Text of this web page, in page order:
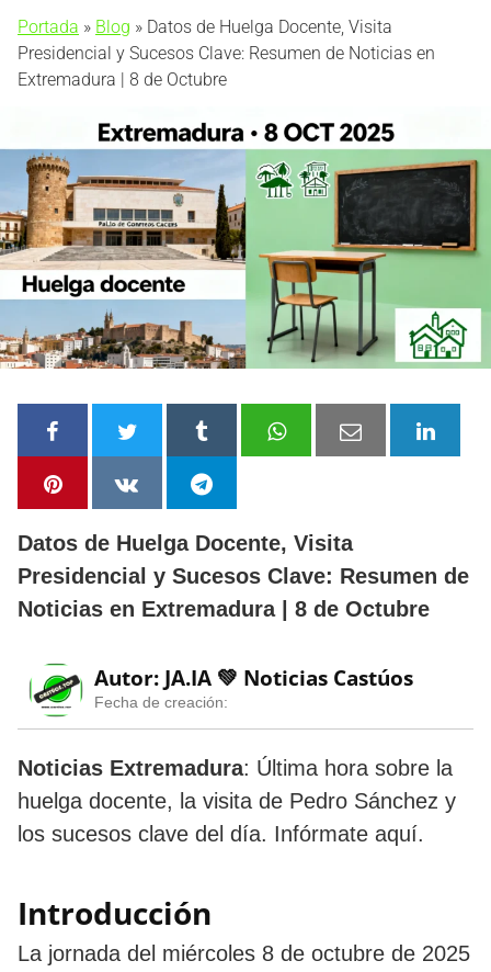
Portada » Blog » Datos de Huelga Docente, Visita
Presidencial y Sucesos Clave: Resumen de Noticias en
Extremadura | 8 de Octubre
Datos de Huelga Docente, Visita
Presidencial y Sucesos Clave: Resumen de
Noticias en Extremadura | 8 de Octubre
Autor: JA.IA 💚 Noticias Castúos
Fecha de creación:
Noticias Extremadura: Última hora sobre la
huelga docente, la visita de Pedro Sánchez y
los sucesos clave del día. Infórmate aquí.
Introducción
La jornada del miércoles 8 de octubre de 2025